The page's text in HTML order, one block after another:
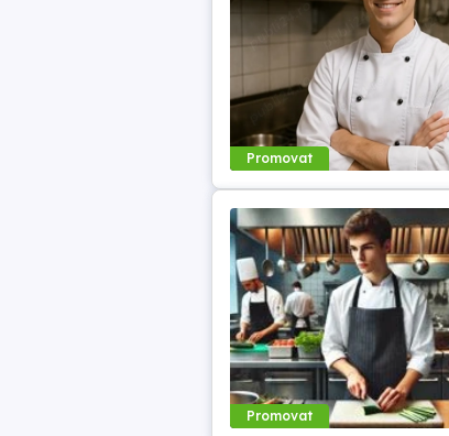
Promovat
Promovat